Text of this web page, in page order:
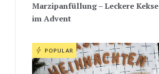
Marzipanfüllung – Leckere Kekse
im Advent
POPULAR